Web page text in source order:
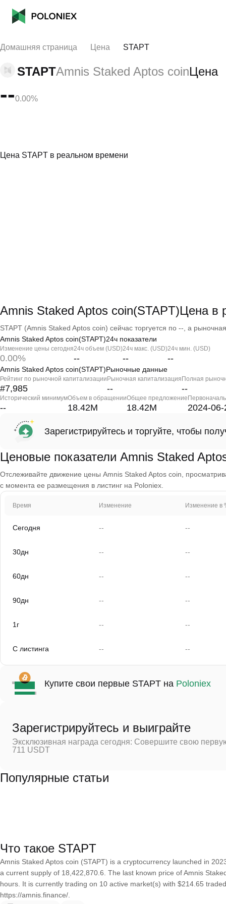
Домашняя страница Цена STAPT
STAPTAmnis Staked Aptos coinЦена
--0.00%
Цена STAPT в реальном времени
Amnis Staked Aptos coin(STAPT)Цена в
STAPT (Amnis Staked Aptos coin) сейчас торгуется по --, а
Amnis Staked Aptos coin(STAPT)24ч показатели
Изменение цены сегодня
0.00%
24ч объем (USD)
--
24ч макс. (USD)
--
24ч мин. (USD)
--
Amnis Staked Aptos coin(STAPT)Рыночные данные
Рейтинг по рыночной капитализации
#7,985
Рыночная капитализация
--
Полная
--
Исторический минимум
--
Объем в обращении
18.42M
Общее предложение
18.42M 2024-06-
Зарегистрируйтесь и торгуйте, чтобы
Ценовые показатели Amnis Staked
Отслеживайте движение цены Amnis Staked Aptos coin,
с момента ее размещения в листинг на Poloniex.
Время Изменение Изменение в
Сегодня -- --
30дн -- --
60дн -- --
90дн -- --
1г -- --
С листинга -- --
Купите свои первые STAPT на Poloniex
Зарегистрируйтесь и выиграйте
Эксклюзивная награда сегодня: Совершите свою
711 USDT
Популярные статьи
Что такое STAPT
Amnis Staked Aptos coin (STAPT) is a cryptocurrency launched in
a current supply of 18,422,870.6. The last known price of Amnis
hours. It is currently trading on 10 active market(s) with $214.65
https://amnis.finance/.